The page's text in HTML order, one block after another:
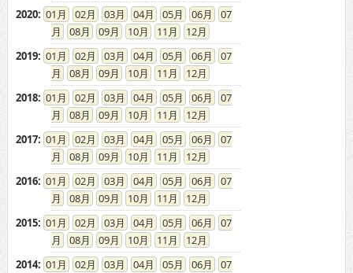
2020: 01 02 03 04 05 06
07
08
09 10 11
12
2019: 01 02 03 04 05 06
07
08
09 10 11
12
2018: 01 02 03 04 05 06
07
08
09 10 11
12
2017: 01 02 03 04 05 06
07
08
09 10 11
12
2016: 01 02 03 04 05 06
07
08
09 10 11
12
2015: 01 02 03 04 05 06
07
08
09 10 11
12
2014: 01 02 03 04 05 06
07